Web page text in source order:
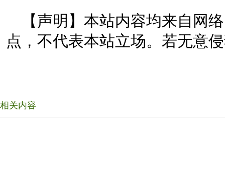
【声明】本站内容均来自网
点，不代表本站立场。若无意
相关内容